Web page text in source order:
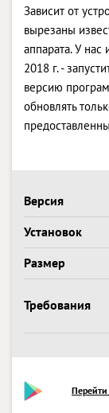
Зависит от
вырезаны
аппарата. У
2018 г. -
версию
обновлять
Версия
Установок
Размер
Требования